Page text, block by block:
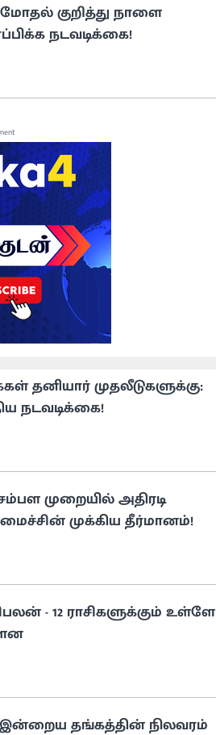
குறித்து நாளை
நடவடிக்கை!
தனியார் முதலீடுகளுக்கு:
நடவடிக்கை!
முறையில் அதிரடி
முக்கிய தீர்மானம்!
- 12 ராசிகளுக்கும் உள்ளே
தங்கத்தின் நிலவரம்